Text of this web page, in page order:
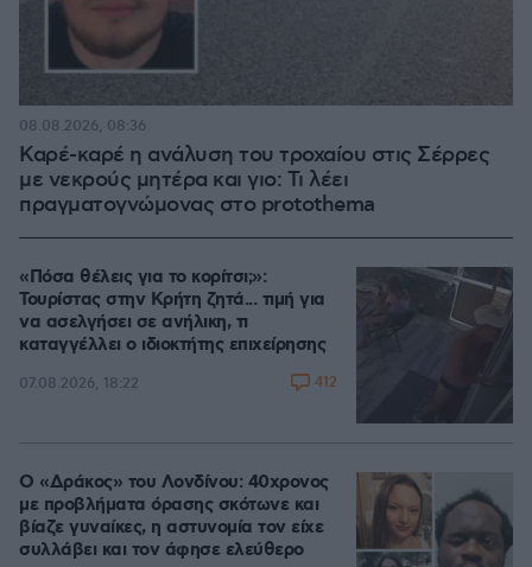
Καρέ-καρέ η ανάλυση του τροχαίου στις Σέρρες
με νεκρούς μητέρα και γιο: Τι λέει
πραγματογνώμονας στο protothema
08.08.2026, 08:36
«Πόσα θέλεις για το κορίτσι;»:
Τουρίστας στην Κρήτη ζητά... τιμή για
να ασελγήσει σε ανήλικη, τι
καταγγέλλει ο ιδιοκτήτης επιχείρησης
07.08.2026, 18:22 412
Ο «Δράκος» του Λονδίνου: 40χρονος
με προβλήματα όρασης σκότωνε και
βίαζε γυναίκες, η αστυνομία τον είχε
συλλάβει και τον άφησε ελεύθερο